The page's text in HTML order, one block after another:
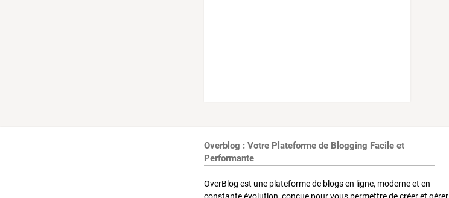
Overblog : Votre Plateforme de Blogging Facile et
Performante
OverBlog est une plateforme de blogs en ligne, moderne et en